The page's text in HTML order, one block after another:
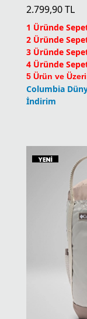
2.799,90TL
1 Üründe
2 Üründe
3 Üründe
4 Üründe
5 Ürün ve
Columbia
İndirim